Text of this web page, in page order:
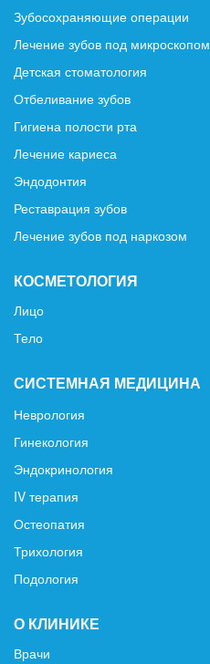
Зубосохраняющие операции
Лечение зубов под микроскопом
Детская стоматология
Отбеливание зубов
Гигиена полости рта
Лечение кариеса
Эндодонтия
Реставрация зубов
Лечение зубов под наркозом
КОСМЕТОЛОГИЯ
Лицо
Тело
СИСТЕМНАЯ МЕДИЦИНА
Неврология
Гинекология
Эндокринология
IV терапия
Остеопатия
Трихология
Подология
О КЛИНИКЕ
Врачи